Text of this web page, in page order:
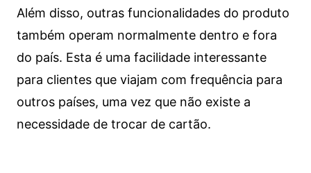
Além disso, outras funcionalidades do produto
também operam normalmente dentro e fora
do país. Esta é uma facilidade interessante
para clientes que viajam com frequência para
outros países, uma vez que não existe a
necessidade de trocar de cartão.